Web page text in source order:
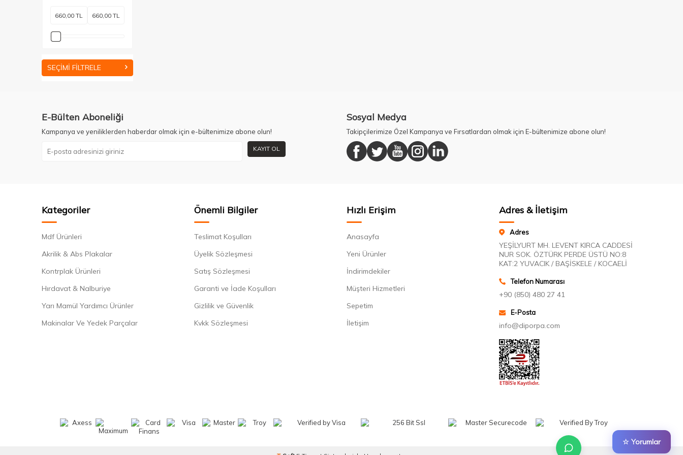
☆ Yorumlar
SEÇIMI FILTRELE
E-Bülten Aboneliği
Kampanya ve yeniliklerden haberdar olmak için e-bültenimize abone olun!
KAYIT OL
Sosyal Medya
Takipçilerimize Özel Kampanya ve Fırsatlardan olmak için E-bültenimize abone olun!
Kategoriler
Mdf Ürünleri
Akrilik & Abs Plakalar
Kontrplak Ürünleri
Hırdavat & Nalburiye
Yarı Mamül Yardımcı Ürünler
Makinalar Ve Yedek Parçalar
Önemli Bilgiler
Teslimat Koşulları
Üyelik Sözleşmesi
Satış Sözleşmesi
Garanti ve İade Koşulları
Gizlilik ve Güvenlik
Kvkk Sözleşmesi
Hızlı Erişim
Anasayfa
Yeni Ürünler
İndirimdekiler
Müşteri Hizmetleri
Sepetim
İletişim
Adres & İletişim
Adres
YEŞİLYURT MH. LEVENT KIRCA CADDESİ
NUR SOK. ÖZTÜRK PERDE ÜSTÜ NO:8
KAT:2 YUVACIK / BAŞİSKELE / KOCAELİ
Telefon Numarası
+90 (850) 480 27 41
E-Posta
info@diporpa.com